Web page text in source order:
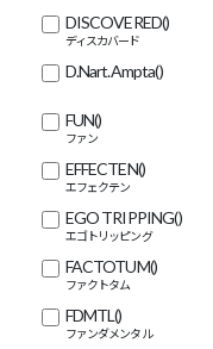
DISCOVERED()
D.Nart.Ampta()
FUN()
EFFECTEN()
EGO TRIPPING()
FACTOTUM()
FDMTL()